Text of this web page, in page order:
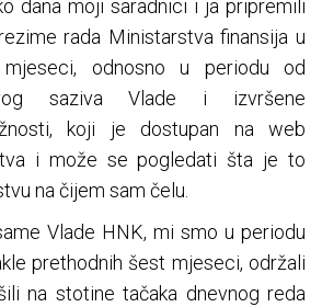
dana moji saradnici i ja pripremili
rada Ministarstva finansija u
odnosno u periodu od
saziva Vlade i izvršene
koji je dostupan na web
i može se pogledati šta je to
na čijem sam čelu.
Vlade HNK, mi smo u periodu
prethodnih šest mjeseci, održali
na stotine tačaka dnevnog reda